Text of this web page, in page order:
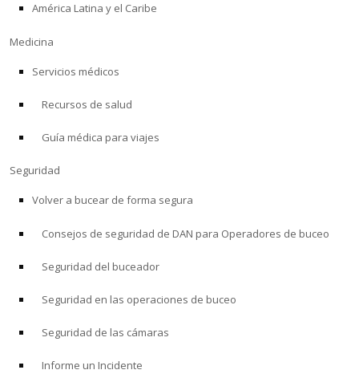
Tienda
Alert Diver
INVESTIGACIÓN
PROGRAMAS PROFESIONALES
América Latina y el Caribe
Medicina
Servicios médicos
Recursos de salud
Guía médica para viajes
Seguridad
Volver a bucear de forma segura
Consejos de seguridad de DAN para Operadores de buceo
Seguridad del buceador
Seguridad en las operaciones de buceo
Seguridad de las cámaras
Informe un Incidente